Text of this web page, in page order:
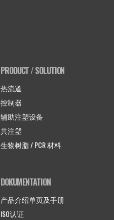
PRODUCT / SOLUTION
热流道
控制器
辅助注塑设备
共注塑
生物树脂 / PCR 材料
DOKUMENTATION
产品介绍单页及手册
ISO认证